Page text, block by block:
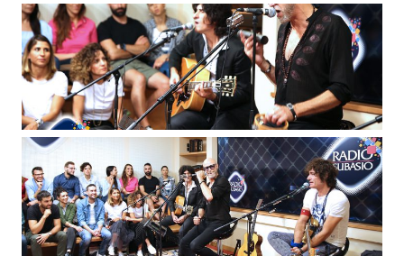
Oroscopo
Radio Subasio Music Club
Sanremo 2026
News
Musica
Cultura
Attualità